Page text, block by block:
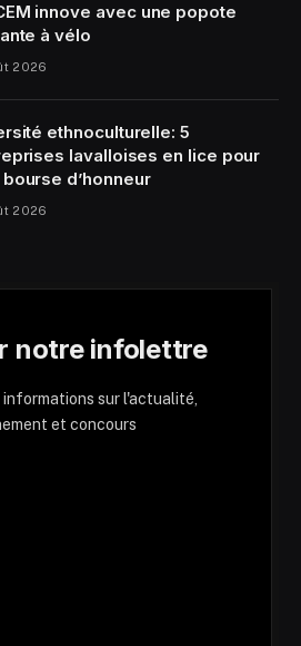
innove avec une popote
à vélo
2026
ethnoculturelle: 5
lavalloises en lice pour
bourse d’honneur
2026
notre infolettre
informations sur l'actualité,
et concours